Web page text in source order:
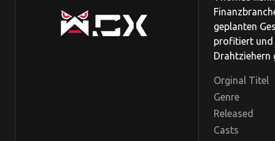
geplanten
profitiert und
Drahtziehern
Orginal Titel
Genre
Released
Casts